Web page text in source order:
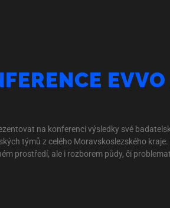
na konferenci výsledky své
týmů z celého Moravskoslezského
prostředí, ale i rozborem půdy, či